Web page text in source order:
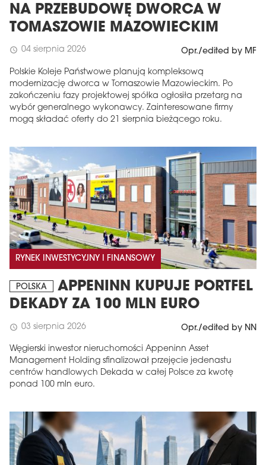
NA PRZEBUDOWĘ DWORCA W
TOMASZOWIE MAZOWIECKIM
schedule 04 sierpnia 2026 Opr./edited by MF
Polskie Koleje Państwowe planują kompleksową
modernizację dworca w Tomaszowie Mazowieckim. Po
zakończeniu fazy projektowej spółka ogłosiła przetarg na
wybór generalnego wykonawcy. Zainteresowane firmy
mogą składać oferty do 21 sierpnia bieżącego roku.
RYNEK INWESTYCYJNY I FINANSOWY
POLSKA
APPENINN KUPUJE PORTFEL
DEKADY ZA 100 MLN EURO
schedule 03 sierpnia 2026 Opr./edited by NN
Węgierski inwestor nieruchomości Appeninn Asset
Management Holding sfinalizował przejęcie jedenastu
centrów handlowych Dekada w całej Polsce za kwotę
ponad 100 mln euro.